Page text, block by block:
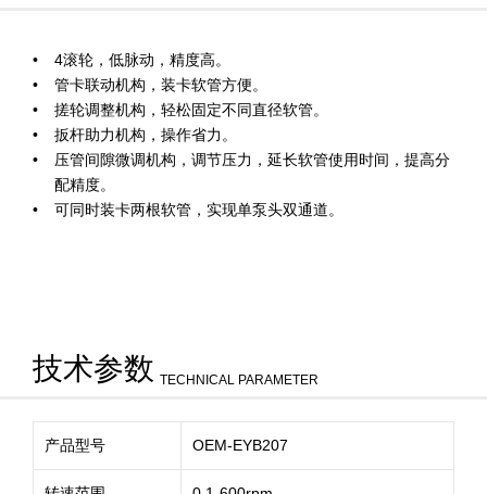
4滚轮，低脉动，精度高。
管卡联动机构，装卡软管方便。
搓轮调整机构，轻松固定不同直径软管。
扳杆助力机构，操作省力。
压管间隙微调机构，调节压力，延长软管使用时间，提高分
配精度。
可同时装卡两根软管，实现单泵头双通道。
技术参数 TECHNICAL PARAMETER
产品型号 OEM-EYB207